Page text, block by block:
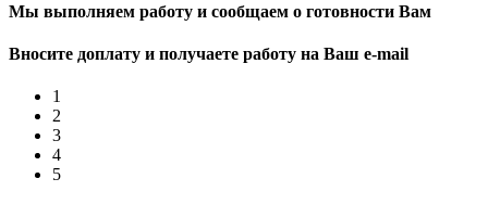
Мы выполняем работу и сообщаем о готовности Вам
Вносите доплату и получаете работу на Ваш e-mail
1
2
3
4
5